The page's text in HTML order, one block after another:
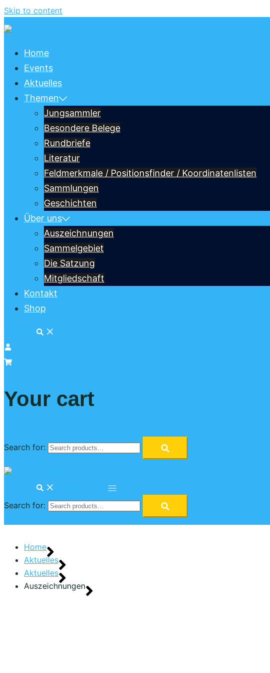
Skip to content
Home
Events
Aktuelles
Themen
Jungsammler
Besondere Belege
Rundbriefe
Literatur
Feldmerkmale / Positionsfinder / Koordinatenlisten
Sammlungen
Geschichten
Über uns
Auszeichnungen
Sammelgebiet
Die Satzung
Mitgliedschaft
Kontakt
Shop
Your cart
Search for:
Search for:
Home
Aktuelles
Aktuelles
Auszeichnungen